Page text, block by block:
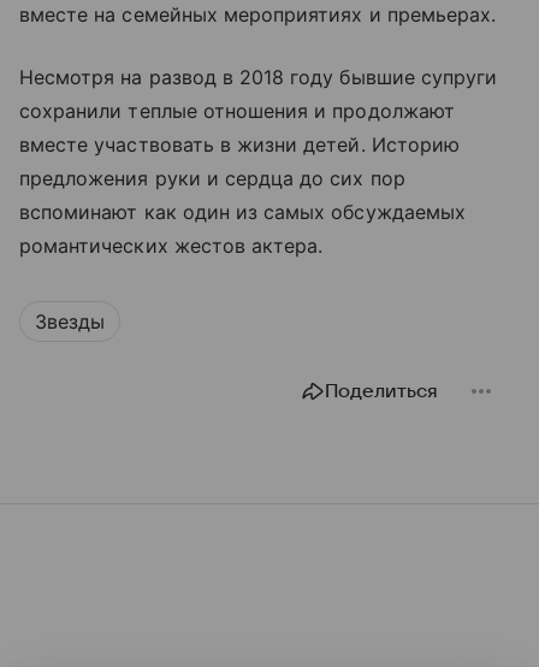
вместе на семейных мероприятиях и премьерах.
Несмотря на развод в 2018 году бывшие супруги
сохранили теплые отношения и продолжают
вместе участвовать в жизни детей. Историю
предложения руки и сердца до сих пор
вспоминают как один из самых обсуждаемых
романтических жестов актера.
Звезды
Поделиться